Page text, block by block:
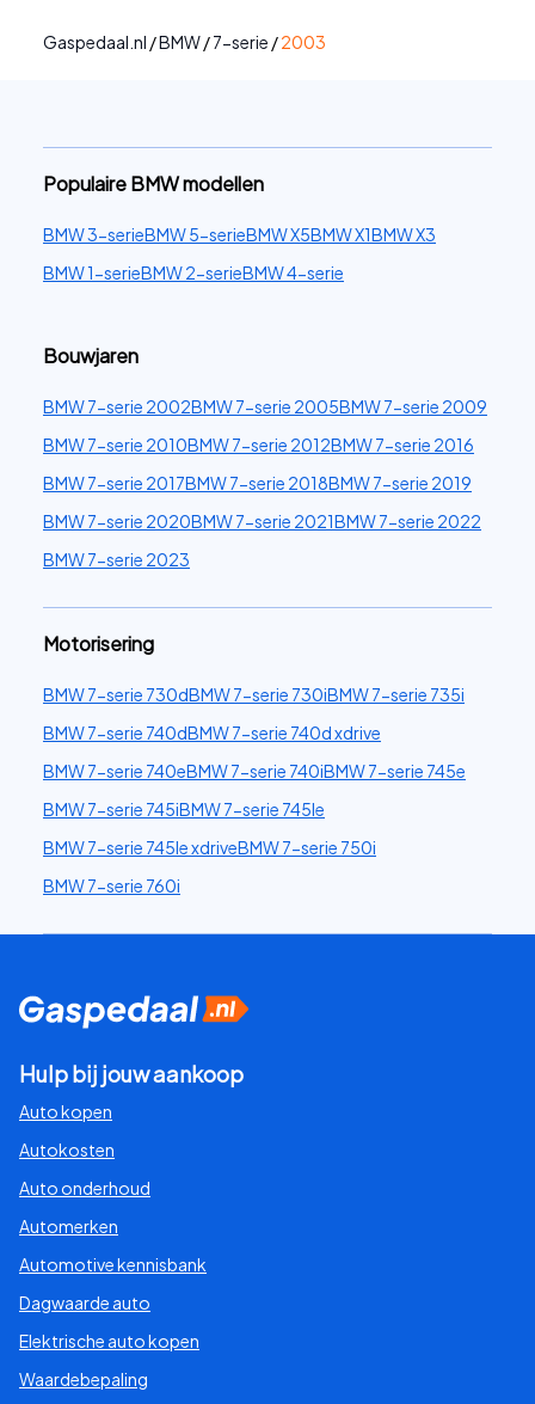
Gaspedaal.nl /BMW/7-serie /2003
Populaire BMW modellen
BMW 3-serieBMW 5-serieBMW X5BMW X1BMW X3
BMW 1-serieBMW 2-serieBMW 4-serie
Bouwjaren
BMW 7-serie 2002BMW 7-serie 2005BMW 7-serie 2009
BMW 7-serie 2010BMW 7-serie 2012BMW 7-serie 2016
BMW 7-serie 2017BMW 7-serie 2018BMW 7-serie 2019
BMW 7-serie 2020BMW 7-serie 2021BMW 7-serie 2022
BMW 7-serie 2023
Motorisering
BMW 7-serie 730dBMW 7-serie 730iBMW 7-serie 735i
BMW 7-serie 740dBMW 7-serie 740d xdrive
BMW 7-serie 740eBMW 7-serie 740iBMW 7-serie 745e
BMW 7-serie 745iBMW 7-serie 745le
BMW 7-serie 745le xdriveBMW 7-serie 750i
BMW 7-serie 760i
Hulp bij jouw aankoop
Auto kopen
Autokosten
Auto onderhoud
Automerken
Automotive kennisbank
Dagwaarde auto
Elektrische auto kopen
Waardebepaling